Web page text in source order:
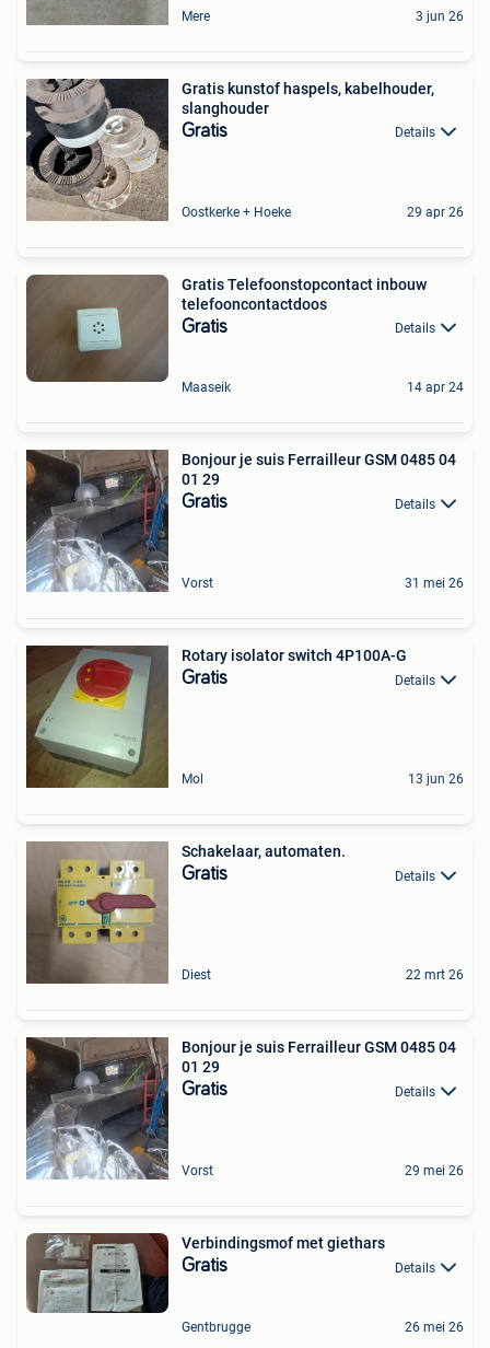
Mere 3 jun 26
Gratis kunstof haspels, kabelhouder,
slanghouder
Gratis Details
Oostkerke + Hoeke 29 apr 26
Gratis Telefoonstopcontact inbouw
telefooncontactdoos
Gratis Details
Maaseik 14 apr 24
Bonjour je suis Ferrailleur GSM 0485 04
01 29
Gratis Details
Vorst 31 mei 26
Rotary isolator switch 4P100A-G
Gratis Details
Mol 13 jun 26
Schakelaar, automaten.
Gratis Details
Diest 22 mrt 26
Bonjour je suis Ferrailleur GSM 0485 04
01 29
Gratis Details
Vorst 29 mei 26
Verbindingsmof met giethars
Gratis Details
Gentbrugge 26 mei 26